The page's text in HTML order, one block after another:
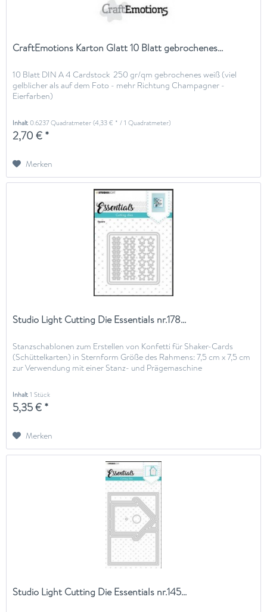
CraftEmotions Karton Glatt 10 Blatt gebrochenes...
10 Blatt DIN A 4 Cardstock 250 gr/qm gebrochenes weiß (viel
gelblicher als auf dem Foto - mehr Richtung Champagner -
Eierfarben)
Inhalt0.6237 Quadratmeter(4,33 € * / 1 Quadratmeter)
2,70 € *
Merken
Studio Light Cutting Die Essentials nr.178...
Stanzschablonen zum Erstellen von Konfetti für Shaker-Cards
(Schüttelkarten) in Sternform Größe des Rahmens: 7,5 cm x 7,5 cm
zur Verwendung mit einer Stanz- und Prägemaschine
Inhalt1 Stück
5,35 € *
Merken
Studio Light Cutting Die Essentials nr.145...